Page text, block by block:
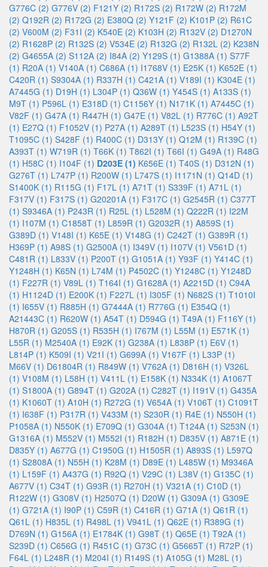
G776C (2) G776V (2) F121Y (2) R172S (2) R172W (2) R172M
(2) Q192R (2) R172G (2) E380Q (2) Y121F (2) K101P (2) R61C
(2) V600M (2) F31I (2) K540E (2) K103H (2) R132V (2) D1270N
(2) R1628P (2) R132S (2) V534E (2) R132G (2) R132L (2) K238N
(2) G4655A (2) S112A (2) I84A (2) Y129S (1) G1388A (1) S77F
(1) R20A (1) V140A (1) C686A (1) I1768V (1) E25K (1) K652E (1)
C420R (1) S9304A (1) R337H (1) C421A (1) V189I (1) K304E (1)
A7445G (1) D19H (1) L304P (1) Q36W (1) Y454S (1) A133S (1)
M9T (1) P596L (1) E318D (1) C1156Y (1) N171K (1) A7445C (1)
V82F (1) G47A (1) R447H (1) G47E (1) V82L (1) R776C (1) A92T
(1) E27Q (1) F1052V (1) P27A (1) A289T (1) L523S (1) H54Y (1)
T1095C (1) S428F (1) R400C (1) D313Y (1) Q12M (1) R139C (1)
A393T (1) W719R (1) T66K (1) T862I (1) T66I (1) G49A (1) R48G
(1) H58C (1) I104F (1) D203E (1) K656E (1) T40S (1) D312N (1)
G276T (1) L747P (1) R200W (1) L747S (1) I1171N (1) Q14D (1)
S1400K (1) R115G (1) F17L (1) A71T (1) S339F (1) A71L (1)
F317V (1) F317S (1) G20201A (1) F317C (1) G2545R (1) C377T
(1) S9346A (1) P243R (1) R25L (1) L528M (1) Q222R (1) I22M
(1) I107M (1) C1858T (1) L859R (1) G2032R (1) A859S (1)
G389D (1) V148I (1) K65E (1) V148G (1) C242T (1) G389R (1)
H369P (1) A98S (1) G2500A (1) I349V (1) I107V (1) V561D (1)
C481R (1) L833V (1) P200T (1) G1051A (1) Y93F (1) Y414C (1)
Y1248H (1) K65N (1) L74M (1) P4502C (1) Y1248C (1) Y1248D
(1) F227R (1) V89L (1) T164I (1) G1628A (1) A2215D (1) C94A
(1) H1124D (1) E200K (1) F227L (1) I305F (1) N682S (1) T1010I
(1) I655V (1) R885H (1) G7444A (1) R776G (1) E354Q (1)
A21443C (1) R620W (1) A54T (1) D594G (1) T49A (1) F116Y (1)
H870R (1) G205S (1) R535H (1) I767M (1) L55M (1) E571K (1)
L55R (1) M2540A (1) E92K (1) G238A (1) L838P (1) E6V (1)
L814P (1) K509I (1) V21I (1) G699A (1) V167F (1) L33P (1)
M66V (1) D61804R (1) R849W (1) V762A (1) D816H (1) V326L
(1) V108M (1) L58H (1) V411L (1) E158K (1) N334K (1) A1067T
(1) S1800A (1) G894T (1) G202A (1) C282T (1) I191V (1) G435A
(1) K1060T (1) A10H (1) R272G (1) V654A (1) V106T (1) C1091T
(1) I638F (1) P317R (1) V433M (1) S230R (1) R4E (1) N550H (1)
P1058A (1) N550K (1) E709Q (1) G304A (1) T124A (1) S253N (1)
G1316A (1) M552V (1) M552I (1) R182H (1) D835V (1) A871E (1)
D835Y (1) A677G (1) C1950G (1) H1505R (1) A893S (1) L597Q
(1) S2808A (1) N55H (1) K28M (1) D89E (1) L485W (1) M9346A
(1) L159F (1) A437G (1) R92Q (1) V29C (1) L38V (1) G135C (1)
A677V (1) C34T (1) G93R (1) R270H (1) V321A (1) C10D (1)
R122W (1) G308V (1) H2507Q (1) D20W (1) G309A (1) G309E
(1) G721A (1) I90P (1) C59R (1) C416R (1) G71A (1) Q61R (1)
Q61L (1) H835L (1) R498L (1) V941L (1) Q62E (1) R389G (1)
D769N (1) G156A (1) E1784K (1) G98T (1) Q65E (1) T92A (1)
S239D (1) C656G (1) R451C (1) G73C (1) G5665T (1) R72P (1)
F64L (1) L248R (1) M204I (1) R149S (1) A105G (1) M28L (1)